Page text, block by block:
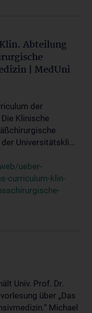
Abteilung
| MedUni
der
Klinische
Universitätskli...
ueber-
curriculum-klin-
Univ. Prof. Dr.
über „Das
Michael